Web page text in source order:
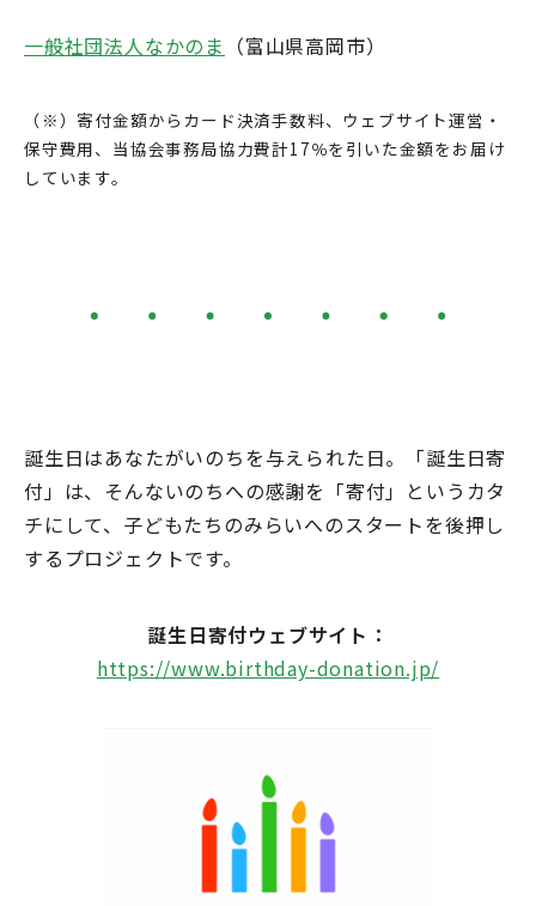
一般社団法人なかのま （富山県高岡市）
（※）寄付金額からカード決済手数料、ウェブサイト運営・
保守費用、当協会事務局協力費計17％を引いた金額をお届け
しています。
誕生日はあなたがいのちを与えられた日。「誕生日寄
付」は、そんないのちへの感謝を「寄付」というカタ
チにして、子どもたちのみらいへのスタートを後押し
するプロジェクトです。
誕生日寄付ウェブサイト：
https://www.birthday-donation.jp/